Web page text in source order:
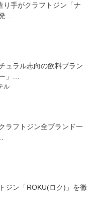
り手がクラフトジン「ナ
…
ュラル志向の飲料ブラン
」…
ル
ラフトジン全ブランド一
ジン「ROKU(ロク)」を徹